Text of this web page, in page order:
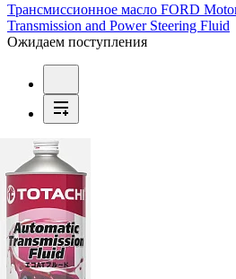
Трансмиссионное масло FORD
Transmission and Power Steering Fluid
Ожидаем поступления